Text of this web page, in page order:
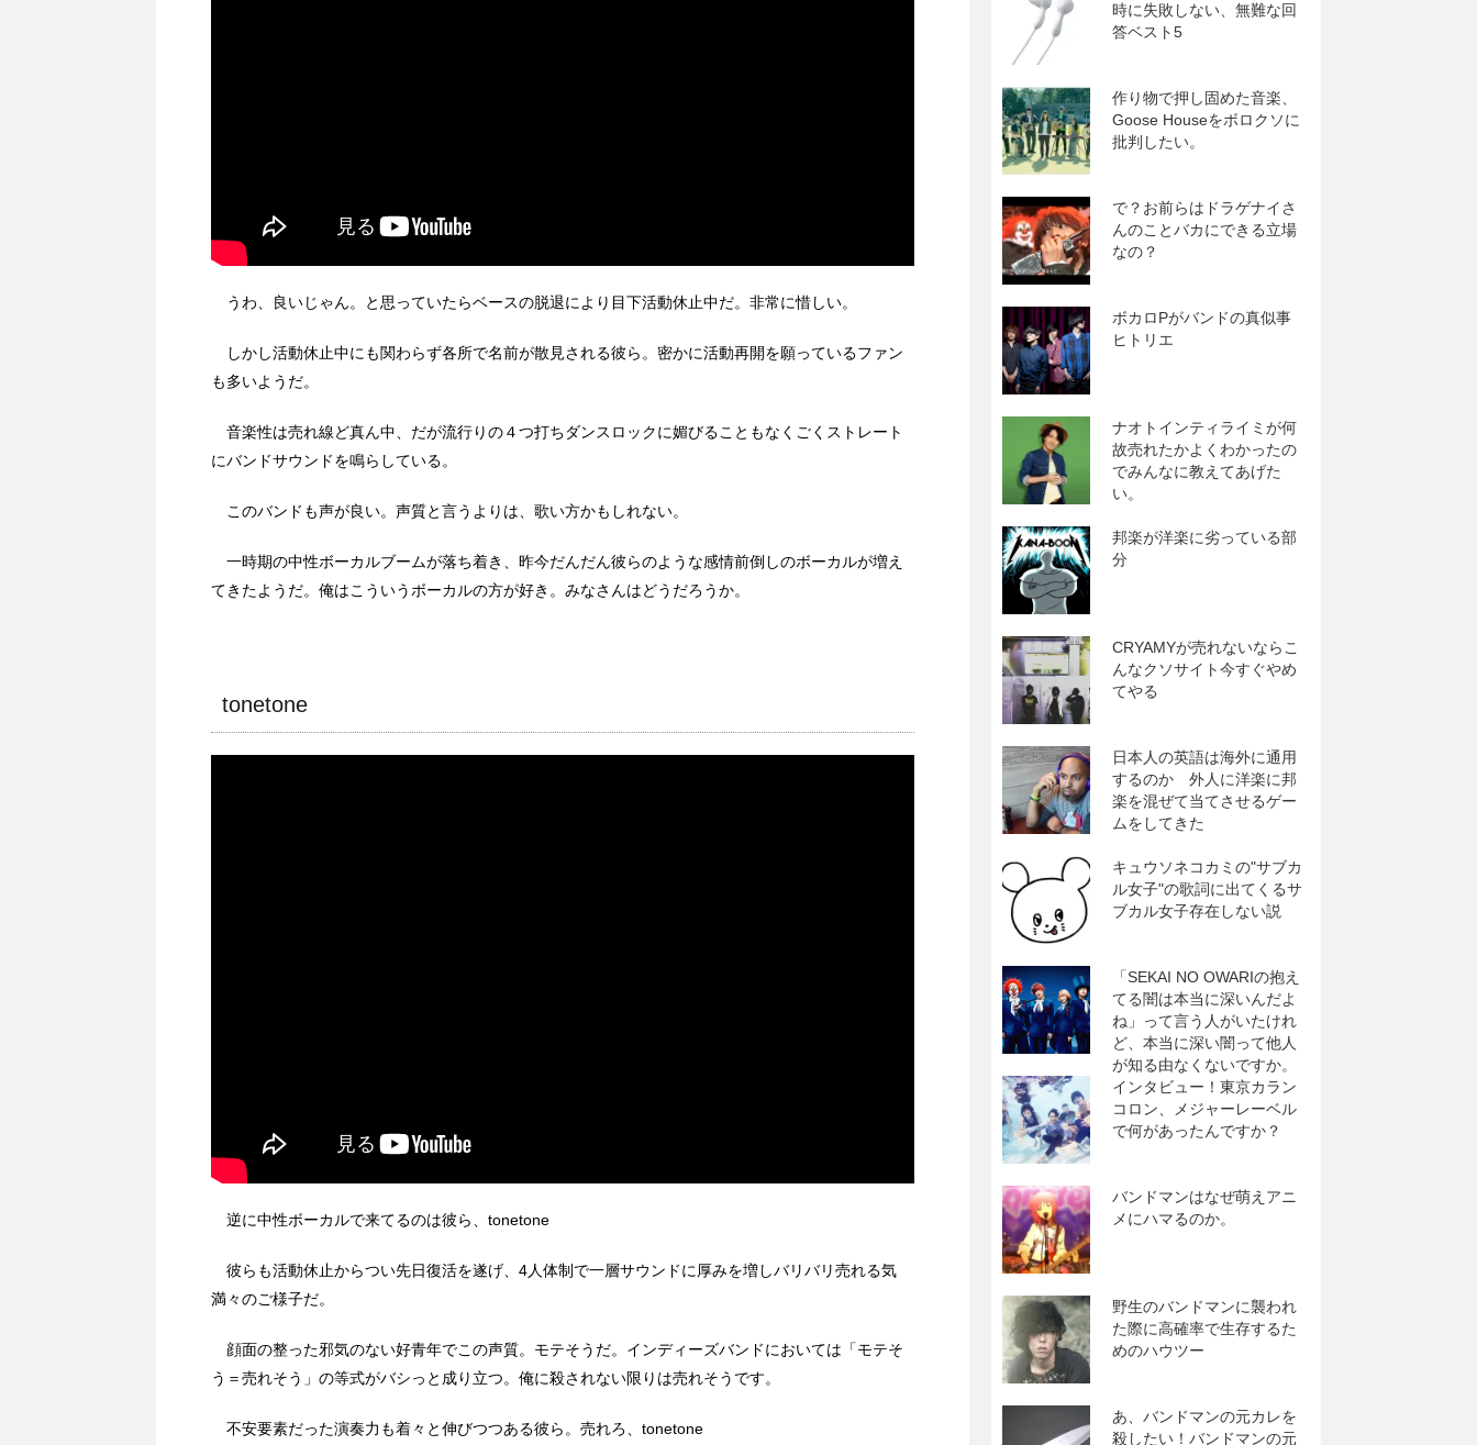
うわ、良いじゃん。と思っていたらベースの脱退により目下活動休止中だ。非常に惜しい。
しかし活動休止中にも関わらず各所で名前が散見される彼ら。密かに活動再開を願っているファン
も多いようだ。
音楽性は売れ線ど真ん中、だが流行りの４つ打ちダンスロックに媚びることもなくごくストレート
にバンドサウンドを鳴らしている。
このバンドも声が良い。声質と言うよりは、歌い方かもしれない。
一時期の中性ボーカルブームが落ち着き、昨今だんだん彼らのような感情前倒しのボーカルが増え
てきたようだ。俺はこういうボーカルの方が好き。みなさんはどうだろうか。
tonetone
逆に中性ボーカルで来てるのは彼ら、tonetone
彼らも活動休止からつい先日復活を遂げ、4人体制で一層サウンドに厚みを増しバリバリ売れる気
満々のご様子だ。
顔面の整った邪気のない好青年でこの声質。モテそうだ。インディーズバンドにおいては「モテそ
う＝売れそう」の等式がバシっと成り立つ。俺に殺されない限りは売れそうです。
不安要素だった演奏力も着々と伸びつつある彼ら。売れろ、tonetone
時に失敗しない、無難な回
答ベスト5
作り物で押し固めた音楽、
Goose Houseをボロクソに
批判したい。
で？お前らはドラゲナイさ
んのことバカにできる立場
なの？
ボカロPがバンドの真似事
ヒトリエ
ナオトインティライミが何
故売れたかよくわかったの
でみんなに教えてあげた
い。
邦楽が洋楽に劣っている部
分
CRYAMYが売れないならこ
んなクソサイト今すぐやめ
てやる
日本人の英語は海外に通用
するのか 外人に洋楽に邦
楽を混ぜて当てさせるゲー
ムをしてきた
キュウソネコカミの"サブカ
ル女子"の歌詞に出てくるサ
ブカル女子存在しない説
「SEKAI NO OWARIの抱え
てる闇は本当に深いんだよ
ね」って言う人がいたけれ
ど、本当に深い闇って他人
が知る由なくないですか。
インタビュー！東京カラン
コロン、メジャーレーベル
で何があったんですか？
バンドマンはなぜ萌えアニ
メにハマるのか。
野生のバンドマンに襲われ
た際に高確率で生存するた
めのハウツー
あ、バンドマンの元カレを
殺したい！バンドマンの元